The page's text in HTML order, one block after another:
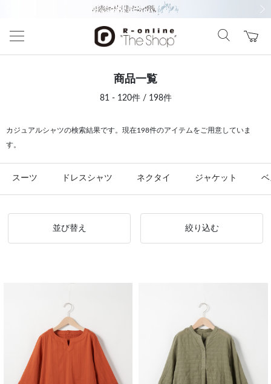
商品一覧
81 - 120件 / 198件
カジュアルシャツの検索結果です。現在198件のアイテムをご用意していま
す。
スーツ ドレスシャツ ネクタイ ジャケット
並び替え 絞り込む